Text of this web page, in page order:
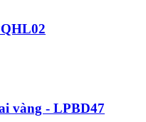
vàng - LPBD47